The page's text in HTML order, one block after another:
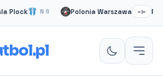
NS Polonia Warszawa –:– Ruch